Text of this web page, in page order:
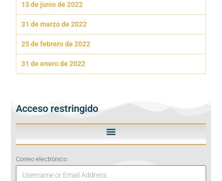
13 de junio de 2022
31 de marzo de 2022
25 de febrero de 2022
31 de enero de 2022
Acceso restringido
Correo electrónico